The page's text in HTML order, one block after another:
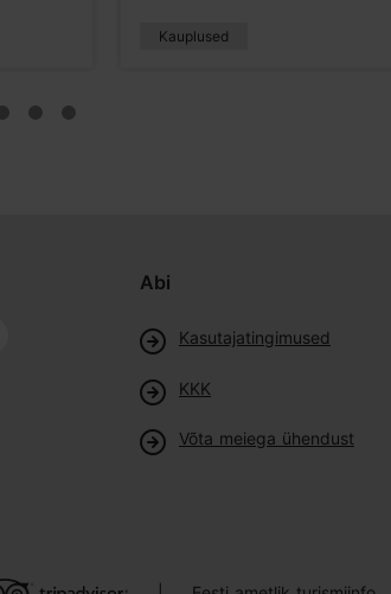
Kauplused
Abi
Kasutajatingimused
KKK
Võta meiega ühendust